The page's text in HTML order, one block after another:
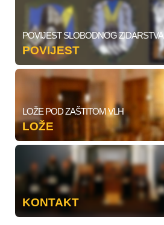
POVIJEST SLOBODNOG ZIDARSTVA
POVIJEST
LOŽE POD ZAŠTITOM VLH
LOŽE
KONTAKT